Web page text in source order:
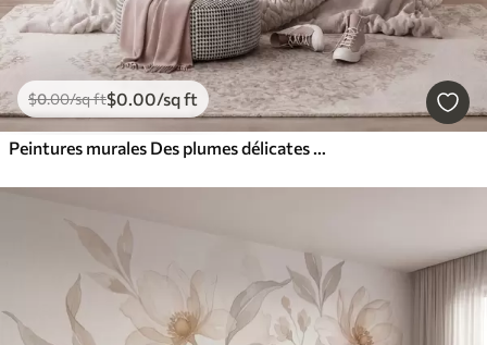
$0.00/sq ft$0.00/sq ft
Peintures murales Des plumes délicates et aériennes, nimbées d'une brume rose-pêche aux reflets chatoyants